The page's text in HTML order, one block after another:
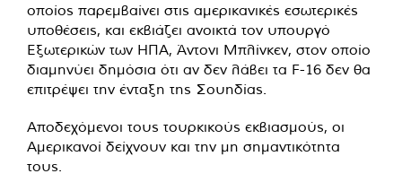
οποίος παρεμβαίνει στις αμερικανικές εσωτερικές
υποθέσεις, και εκβιάζει ανοικτά τον υπουργό
Εξωτερικών των ΗΠΑ, Άντονι Μπλίνκεν, στον οποίο
διαμηνύει δημόσια ότι αν δεν λάβει τα F-16 δεν θα
επιτρέψει την ένταξη της Σουηδίας.
Αποδεχόμενοι τους τουρκικούς εκβιασμούς, οι
Αμερικανοί δείχνουν και την μη σημαντικότητα
τους.